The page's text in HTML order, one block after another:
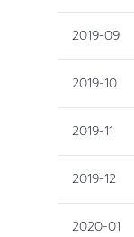
2019-09
2019-10
2019-11
2019-12
2020-01